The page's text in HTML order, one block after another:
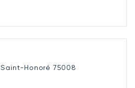
Honoré 75008